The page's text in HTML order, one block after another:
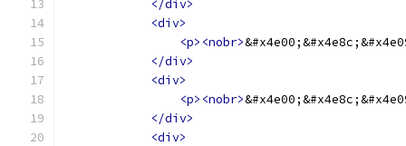
</div>
<div>
<p><nobr>
</div>
<div>
<p><nobr>
</div>
<div>